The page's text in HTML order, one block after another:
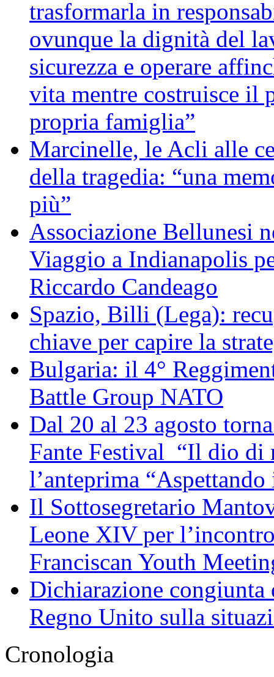
trasformarla in
ovunque la dignità del
sicurezza e operare
vita mentre costruisce il
propria famiglia”
Marcinelle, le Acli alle
della tragedia: “una
più”
Associazione Bellunesi
Viaggio a Indianapolis
Riccardo Candeago
Spazio, Billi (Lega):
chiave per capire la
Bulgaria: il 4°
Battle Group NATO
Dal 20 al 23 agosto
Fante Festival “Il dio di
l’anteprima
Il Sottosegretario
Leone XIV per
Franciscan Youth
Dichiarazione
Regno Unito sulla
Cronologia